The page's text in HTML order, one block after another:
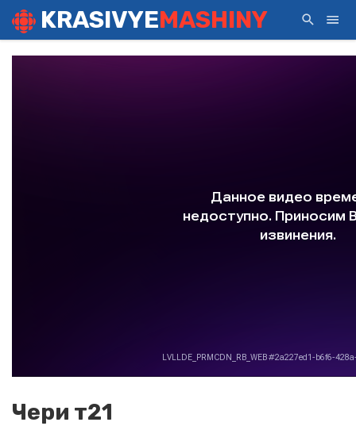
KRASIVYEMASHINY
Чери т21